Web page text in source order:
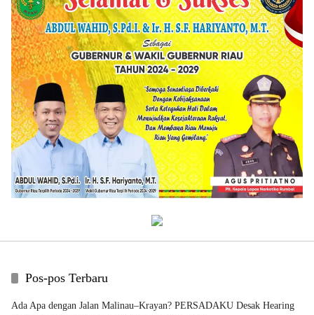
Pos-pos Terbaru
Ada Apa dengan Jalan Malinau–Krayan? PERSADAKU Desak Hearing